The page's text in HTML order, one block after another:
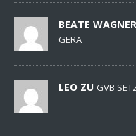
BEATE
GERA
LEO ZU GVB